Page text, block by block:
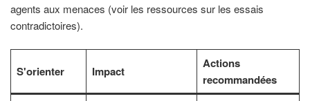
agents aux menaces (voir les ressources sur les essais
contradictoires).
S'orienter Impact
Actions
recommandées